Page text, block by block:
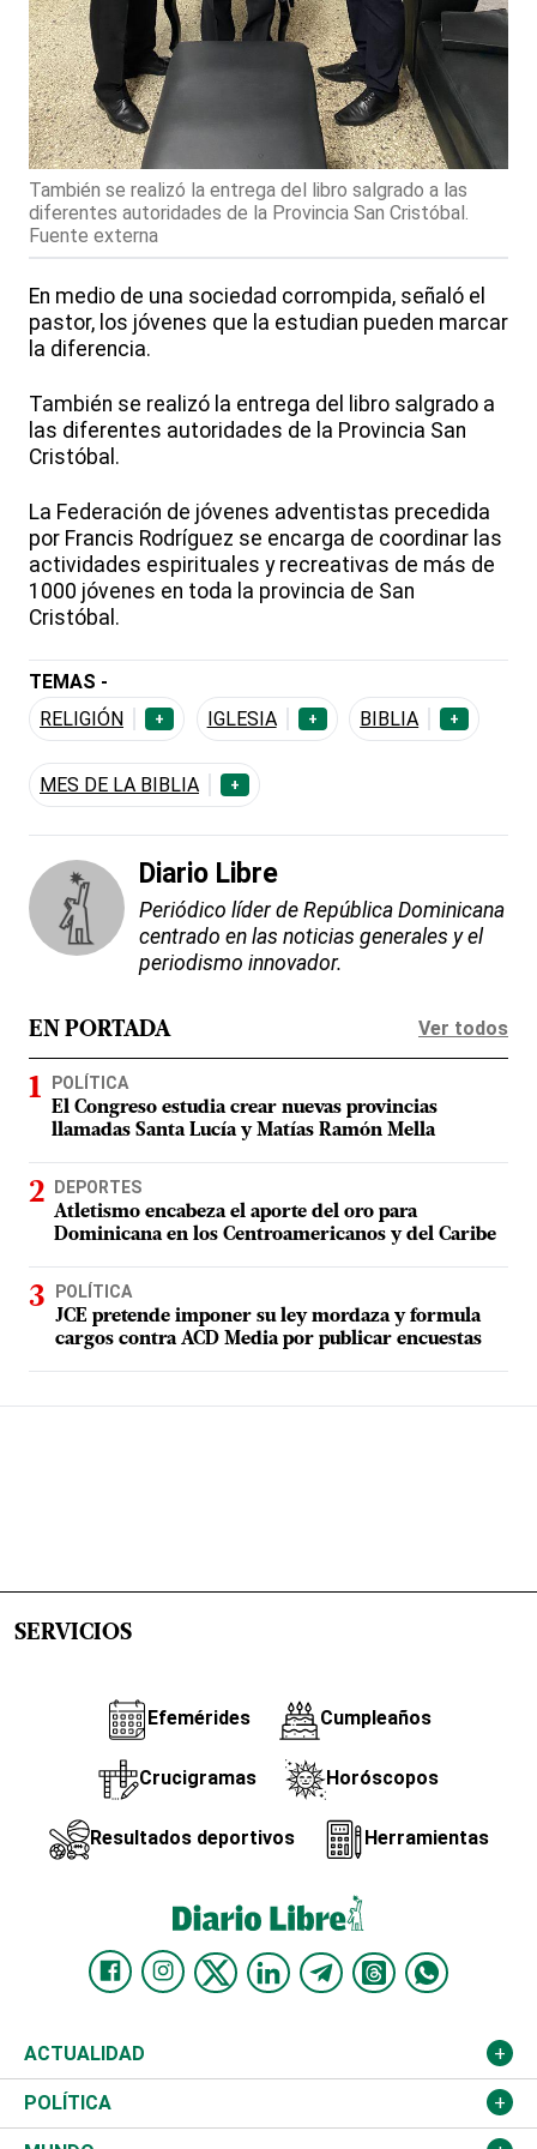
También se realizó la entrega del libro salgrado a las
diferentes autoridades de la Provincia San Cristóbal.
Fuente externa
En medio de una sociedad corrompida, señaló el
pastor, los jóvenes que la estudian pueden marcar
la diferencia.
También se realizó la entrega del libro salgrado a
las diferentes autoridades de la Provincia San
Cristóbal.
La Federación de jóvenes adventistas precedida
por Francis Rodríguez se encarga de coordinar las
actividades espirituales y recreativas de más de
1000 jóvenes en toda la provincia de San
Cristóbal.
TEMAS -
RELIGIÓN
+ IGLESIA + BIBLIA +
MES DE LA BIBLIA +
Diario Libre
Periódico líder de República Dominicana
centrado en las noticias generales y el
periodismo innovador.
EN PORTADA Ver todos
POLÍTICA
El Congreso estudia crear nuevas provincias
llamadas Santa Lucía y Matías Ramón Mella
DEPORTES
Atletismo encabeza el aporte del oro para
Dominicana en los Centroamericanos y del Caribe
POLÍTICA
JCE pretende imponer su ley mordaza y formula
cargos contra ACD Media por publicar encuestas
SERVICIOS
Efemérides Cumpleaños
Crucigramas Horóscopos
Resultados deportivos Herramientas
ACTUALIDAD
Nacional
POLÍTICA